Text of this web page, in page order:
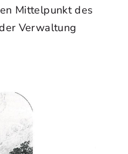
Mittelpunkt des
Verwaltung